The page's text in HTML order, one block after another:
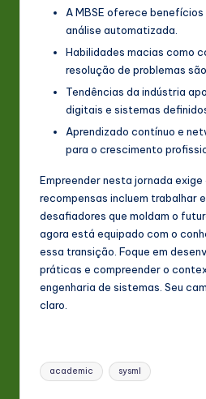
A MBSE oferece
análise automatizada.
Habilidades macias como
resolução de problemas
Tendências da indústria
digitais e sistemas
Aprendizado contínuo e
para o crescimento
Empreender nesta jornada
recompensas incluem trabalhar
desafiadores que moldam o
agora está equipado com o
essa transição. Foque em
práticas e compreender o
engenharia de sistemas. Seu
claro.
Tags:
academic sysml